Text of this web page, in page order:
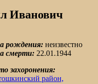
Иванович
рождения: неизвестно
смерти: 22.01.1944
захоронения:
район,